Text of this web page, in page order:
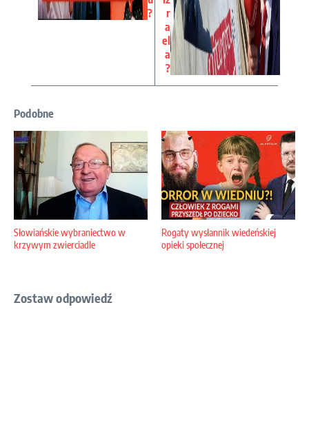
?
r
a
el
a
?
Podobne
Słowiańskie wybraniectwo w
krzywym zwierciadle
Rogaty wysłannik wiedeńskiej
opieki społecznej
Zostaw odpowiedź